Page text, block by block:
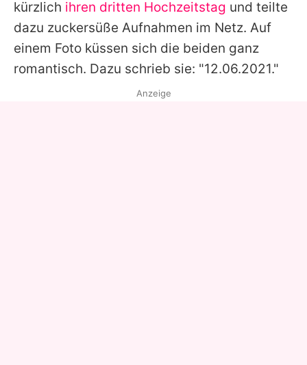
kürzlich ihren dritten Hochzeitstag und teilte
dazu zuckersüße Aufnahmen im Netz. Auf
einem Foto küssen sich die beiden ganz
romantisch. Dazu schrieb sie: "12.06.2021."
Anzeige